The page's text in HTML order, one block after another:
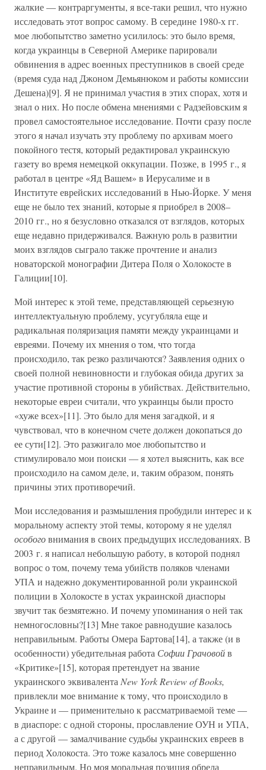
жалкие — контраргументы, я все-таки решил, что нужно
исследовать этот вопрос самому. В середине 1980-х гг.
мое любопытство заметно усилилось: это было время,
когда украинцы в Северной Америке парировали
обвинения в адрес военных преступников в своей среде
(время суда над Джоном Демьянюком и работы комиссии
Дешена)[9]. Я не принимал участия в этих спорах, хотя и
знал о них. Но после обмена мнениями с Радзейовским я
провел самостоятельное исследование. Почти сразу после
этого я начал изучать эту проблему по архивам моего
покойного тестя, который редактировал украинскую
газету во время немецкой оккупации. Позже, в 1995 г., я
работал в центре «Яд Вашем» в Иерусалиме и в
Институте еврейских исследований в Нью-Йорке. У меня
еще не было тех знаний, которые я приобрел в 2008–
2010 гг., но я безусловно отказался от взглядов, которых
еще недавно придерживался. Важную роль в развитии
моих взглядов сыграло также прочтение и анализ
новаторской монографии Дитера Поля о Холокосте в
Галиции[10].
Мой интерес к этой теме, представляющей серьезную
интеллектуальную проблему, усугубляла еще и
радикальная поляризация памяти между украинцами и
евреями. Почему их мнения о том, что тогда
происходило, так резко различаются? Заявления одних о
своей полной невиновности и глубокая обида других за
участие противной стороны в убийствах. Действительно,
некоторые евреи считали, что украинцы были просто
«хуже всех»[11]. Это было для меня загадкой, и я
чувствовал, что в конечном счете должен докопаться до
ее сути[12]. Это разжигало мое любопытство и
стимулировало мои поиски — я хотел выяснить, как все
происходило на самом деле, и, таким образом, понять
причины этих противоречий.
Мои исследования и размышления пробудили интерес и к
моральному аспекту этой темы, которому я не уделял
особоговнимания в своих предыдущих исследованиях. В
2003 г. я написал небольшую работу, в которой поднял
вопрос о том, почему тема убийств поляков членами
УПА и надежно документированной роли украинской
полиции в Холокосте в устах украинской диаспоры
звучит так безмятежно. И почему упоминания о ней так
немногословны?[13] Мне такое равнодушие казалось
неправильным. Работы Омера Бартова[14], а также (и в
особенности) убедительная работа Софии Грачовойв
«Критике»[15], которая претендует на звание
украинского эквивалента New York Review of Books,
привлекли мое внимание к тому, что происходило в
Украине и — применительно к рассматриваемой теме —
в диаспоре: с одной стороны, прославление ОУН и УПА,
а с другой — замалчивание судьбы украинских евреев в
период Холокоста. Это тоже казалось мне совершенно
неправильным. Но моя моральная позиция обрела